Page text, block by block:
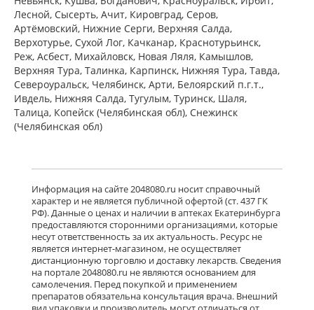
Лесной, Сысерть, Ачит, Кировград, Серов,
Артёмовский, Нижние Cерги, Верхняя Салда,
Верхотурье, Сухой Лог, Качканар, Краснотурьинск,
Реж, Асбест, Михайловск, Новая Ляля, Камышлов,
Верхняя Тура, Талинка, Карпинск, Нижняя Тура, Тавда,
Североуральск, Челябинск, Арти, Белоярский п.г.т.,
Ивдель, Нижняя Салда, Тугулым, Туринск, Шаля,
Талица, Копейск (Челябинская обл), Снежинск
(Челябинская обл)
Информация на сайте 2048080.ru носит справочный
характер и не является публичной офертой (ст. 437 ГК
РФ). Данные о ценах и наличии в аптеках Екатеринбурга
предоставляются сторонними организациями, которые
несут ответственность за их актуальность. Ресурс не
является интернет-магазином, не осуществляет
дистанционную торговлю и доставку лекарств. Сведения
на портале 2048080.ru не являются основанием для
самолечения. Перед покупкой и применением
препаратов обязательна консультация врача. Внешний